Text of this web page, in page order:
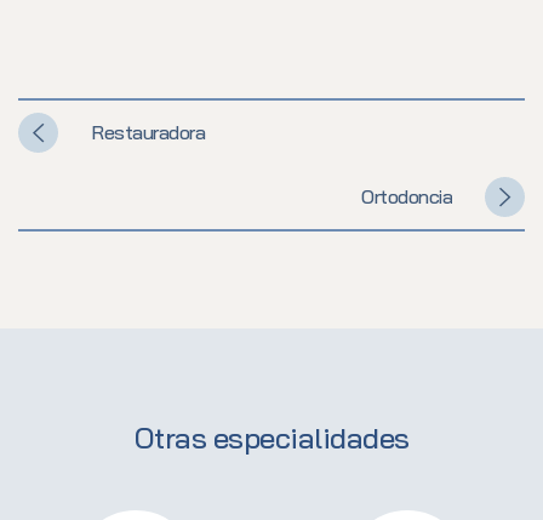
Restauradora
Ortodoncia
Otras especialidades